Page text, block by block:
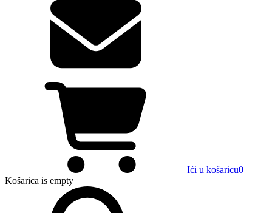
Ići u košaricu0
Košarica is empty